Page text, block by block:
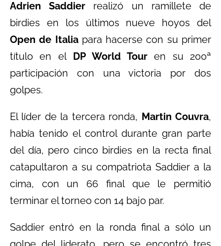
Adrien Saddier realizó un ramillete de
birdies en los últimos nueve hoyos del
Open de Italiapara hacerse con su primer
título en elDP World Touren su 200ª
participación con una victoria por dos
golpes.
El líder de la tercera ronda, Martin Couvra,
había tenido el control durante gran parte
del día, pero cinco birdies en la recta final
catapultaron a su compatriota Saddier a la
cima, con un 66 final que le permitió
terminar el torneo con 14 bajo par.
Saddier entró en la ronda final a sólo un